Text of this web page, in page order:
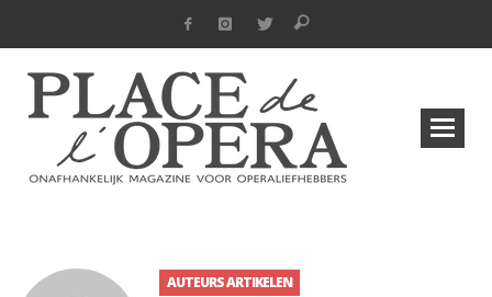
AUTEURS ARTIKELEN